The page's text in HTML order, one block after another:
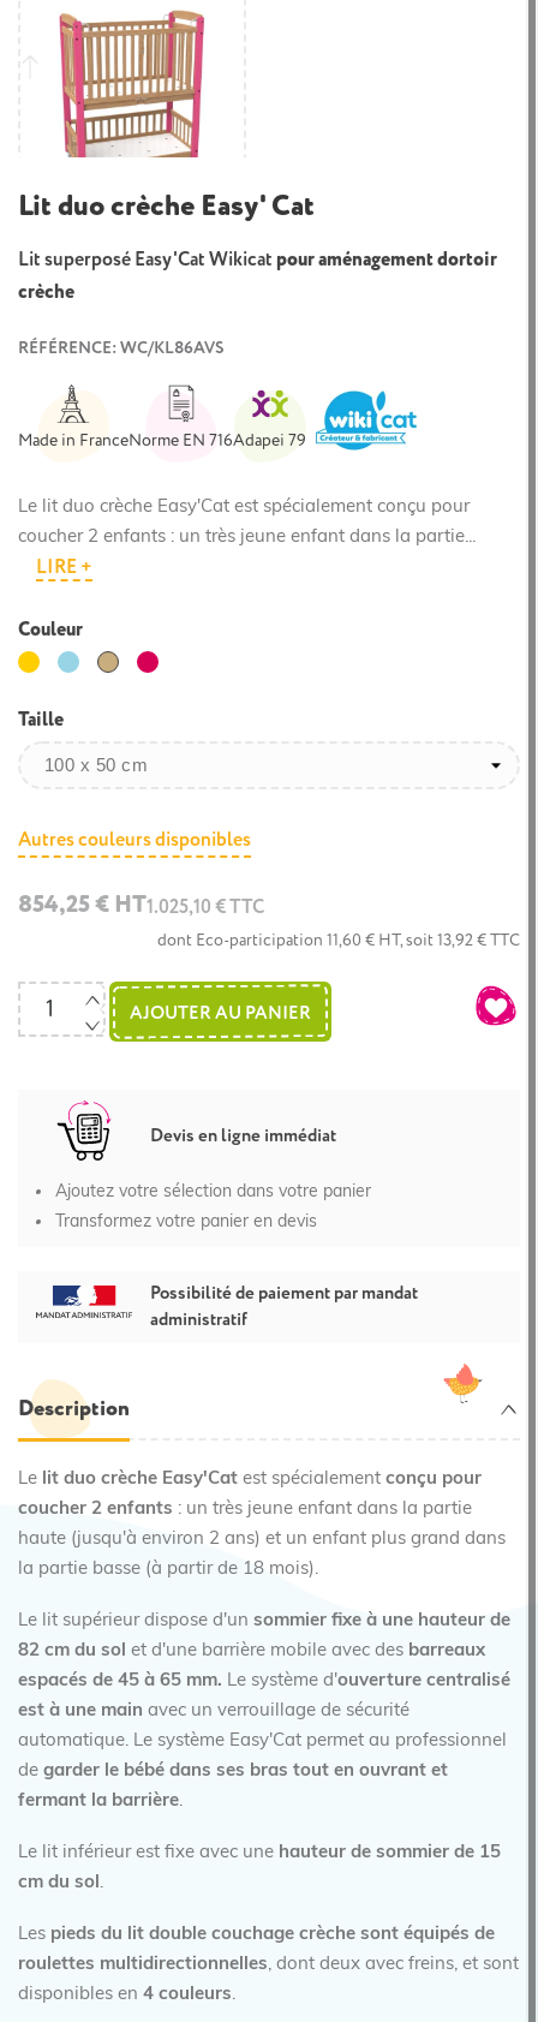
Lit duo crèche Easy' Cat
Lit superposé Easy'Cat Wikicat pour aménagement dortoir
crèche
RÉFÉRENCE: WC/KL86AVS
Made in FranceNorme EN 716Adapei 79
Le lit duo crèche Easy'Cat est spécialement conçu pour
coucher 2 enfants : un très jeune enfant dans la partie...
LIRE +
Couleur
JauneBleu
Bois Framboise
Taille
Autres couleurs disponibles
854,25 € HT1.025,10 € TTC
dont Eco-participation 11,60 € HT, soit 13,92 € TTC
AJOUTER AU PANIER
Devis en ligne immédiat
Ajoutez votre sélection dans votre panier
Transformez votre panier en devis
Possibilité de paiement par mandat
administratif
Description
Le lit duo crèche Easy'Cat est spécialement conçu pour
coucher 2 enfants : un très jeune enfant dans la partie
haute (jusqu'à environ 2 ans) et un enfant plus grand dans
la partie basse (à partir de 18 mois).
Le lit supérieur dispose d'un sommier fixe à une hauteur de
82 cm du sol et d'une barrière mobile avec des barreaux
espacés de 45 à 65 mm. Le système d'ouverture centralisé
est à une main avec un verrouillage de sécurité
automatique. Le système Easy'Cat permet au professionnel
de garder le bébé dans ses bras tout en ouvrant et
fermant la barrière.
Le lit inférieur est fixe avec une hauteur de sommier de 15
cm du sol.
Les pieds du lit double couchage crèche sont équipés de
roulettes multidirectionnelles, dont deux avec freins, et sont
disponibles en 4 couleurs.